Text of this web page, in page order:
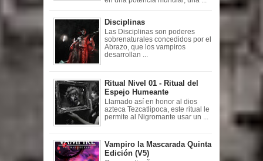
Disciplinas
Las Disciplinas son poderes
sobrenaturales concedidos por el
Abrazo, que los vampiros
desarrollan ...
Ritual Nivel 01 - Ritual del
Espejo Humeante
Llamado así en honor al dios
azteca Tezcatlipoca, este ritual le
permite al Nigromante usar un ...
Vampiro la Mascarada Quinta
Edición (V5)